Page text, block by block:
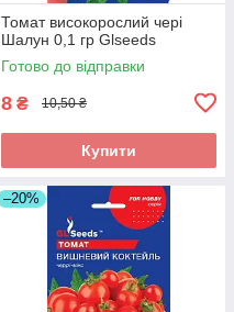
Томат високорослий чері
Шалун 0,1 гр Glseeds
Готово до відправки
8 ₴ 10,50 ₴
Купити
–20%